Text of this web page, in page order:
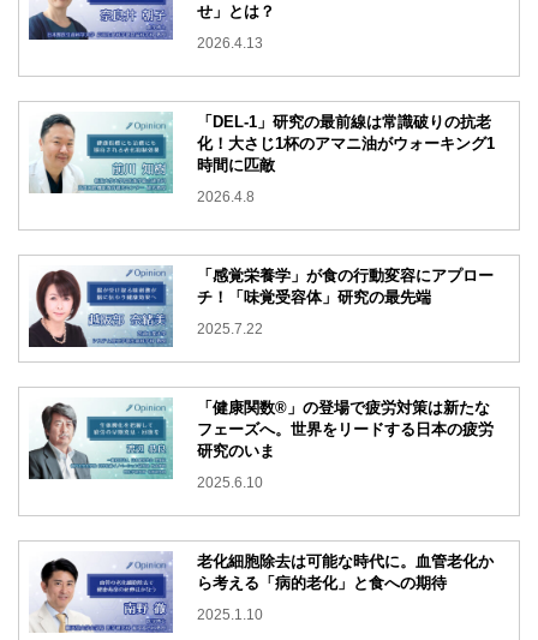
せ」とは？
2026.4.13
「DEL-1」研究の最前線は常識破りの抗老
化！大さじ1杯のアマニ油がウォーキング1
時間に匹敵
2026.4.8
「感覚栄養学」が食の行動変容にアプロー
チ！「味覚受容体」研究の最先端
2025.7.22
「健康関数®」の登場で疲労対策は新たな
フェーズへ。世界をリードする日本の疲労
研究のいま
2025.6.10
老化細胞除去は可能な時代に。血管老化か
ら考える「病的老化」と食への期待
2025.1.10